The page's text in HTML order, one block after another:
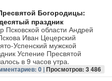
Богородицы:
праздник
Псковской области Андрей
Иван Цецерский
Успенский мужской
Успение Пресвятой
в 9 часов утра.
0 |Просмотров: 3 486